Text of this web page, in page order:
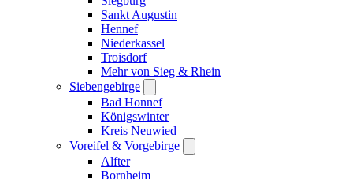
Sankt Augustin
Hennef
Niederkassel
Troisdorf
Mehr von Sieg & Rhein
Siebengebirge
Bad Honnef
Königswinter
Kreis Neuwied
Voreifel & Vorgebirge
Alfter
Bornheim